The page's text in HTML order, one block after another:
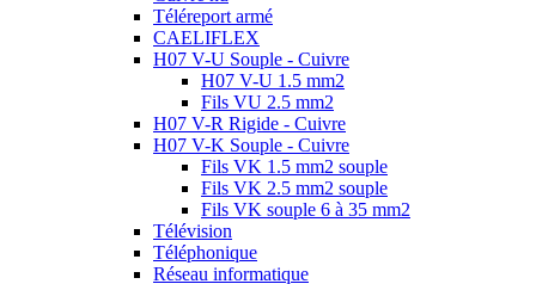
Téléreport armé
CAELIFLEX
H07 V-U Souple - Cuivre
H07 V-U 1.5 mm2
Fils VU 2.5 mm2
H07 V-R Rigide - Cuivre
H07 V-K Souple - Cuivre
Fils VK 1.5 mm2 souple
Fils VK 2.5 mm2 souple
Fils VK souple 6 à 35 mm2
Télévision
Téléphonique
Réseau informatique